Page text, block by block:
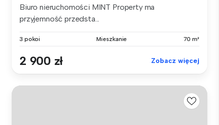
Biuro nieruchomości MINT Property ma
przyjemność przedsta...
3 pokoi Mieszkanie 70 m²
2 900 zł Zobacz więcej